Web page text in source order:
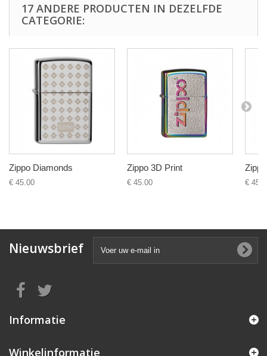
17 ANDERE PRODUCTEN IN DEZELFDE
CATEGORIE:
Zippo Diamonds
€ 45.00
Zippo 3D Print
€ 45.00 €
Nieuwsbrief
Informatie
Winkelinformatie